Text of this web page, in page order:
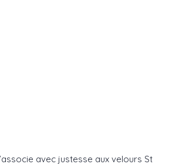
avec justesse aux velours St